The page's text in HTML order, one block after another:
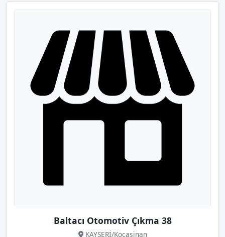
Baltacı Otomotiv Çıkma 38
KAYSERİ/Kocasinan